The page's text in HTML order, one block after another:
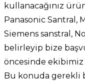
kullanacağınız
Panasonic Santral,
Siemens sanstral,
belirleyip bize
öncesinde ekibimiz
Bu konuda gerekli